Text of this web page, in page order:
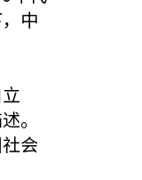
中
。
会